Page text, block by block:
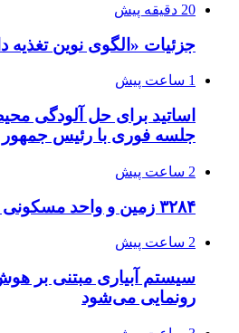
20 دقیقه پیش
جزئیات «الگوی نوین
1 ساعت پیش
اساتید برای حل آلودگی
جلسه فوری با رئیس
2 ساعت پیش
۳۲۸۴ زمین و واحد مسکونی به نخبگان واگذار شد
2 ساعت پیش
سیستم آبیاری مبتنی بر
رونمایی می‌شود